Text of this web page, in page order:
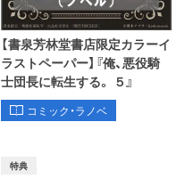
【書泉芳林堂書店限定カラーイ
ラストペーパー】『俺、悪役騎
士団長に転生する。 ５』
コミック・ラノベ
特典